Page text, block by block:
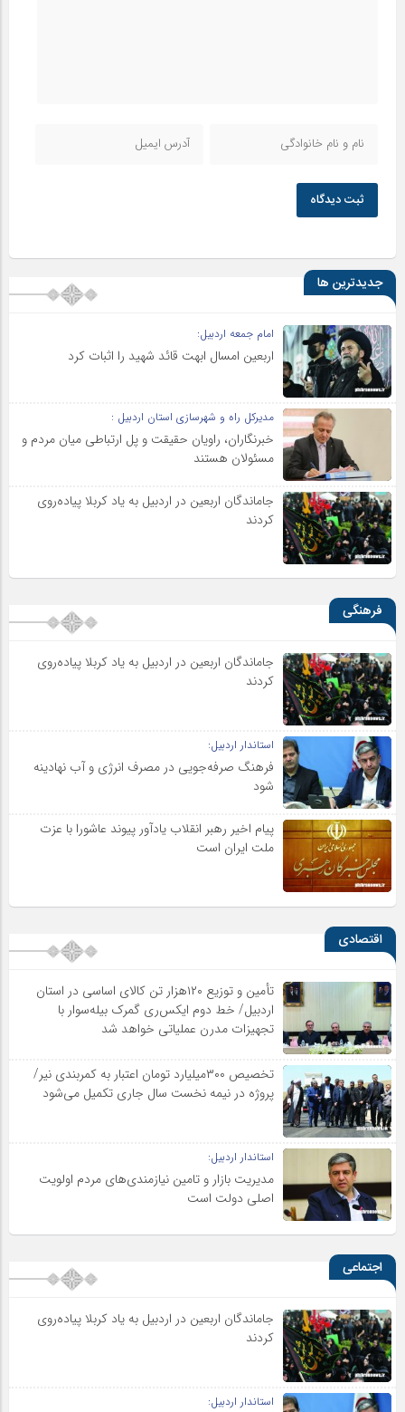
ثبت دیدگاه
جدیدترین ها
امام جمعه اردبیل:
اربعین امسال ابهت قائد شهید را اثبات کرد
مدیرکل راه و شهرسازی استان اردبیل :
خبرنگاران، راویان حقیقت و پل ارتباطی میان مردم و
مسئولان هستند
جاماندگان اربعین در اردبیل به یاد کربلا پیاده‌روی
کردند
فرهنگی
جاماندگان اربعین در اردبیل به یاد کربلا پیاده‌روی
کردند
استاندار اردبیل:
فرهنگ صرفه‌جویی در مصرف انرژی و آب نهادینه
شود
پیام اخیر رهبر انقلاب یادآور پیوند عاشورا با عزت
ملت ایران است
اقتصادی
تأمین و توزیع ۱۲۰هزار تن کالای اساسی در استان
اردبیل/ خط دوم ایکس‌ری گمرک بیله‌سوار با
تجهیزات مدرن عملیاتی خواهد شد
تخصیص ۳۰۰میلیارد تومان اعتبار به کمربندی نیر/
پروژه در نیمه نخست سال جاری تکمیل می‌شود
استاندار اردبیل:
مدیریت بازار و تامین نیازمندی‌های مردم اولویت‌
اصلی دولت است
اجتماعی
جاماندگان اربعین در اردبیل به یاد کربلا پیاده‌روی
کردند
استاندار اردبیل: